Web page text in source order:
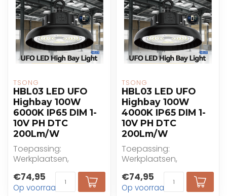
TSONG
HBL03 LED UFO
Highbay 100W
6000K IP65 DIM 1-
10V PH DTC
200Lm/W
Toepassing:
Werkplaatsen,
fabrieken, magazijnen,
benzinestations,
supermarkten, ...
€74,95
Op voorraad
TSONG
HBL03 LED UFO
Highbay 100W
4000K IP65 DIM 1-
10V PH DTC
200Lm/W
Toepassing:
Werkplaatsen,
fabrieken, magazijnen,
benzinestations,
supermarkten, ...
€74,95
Op voorraad